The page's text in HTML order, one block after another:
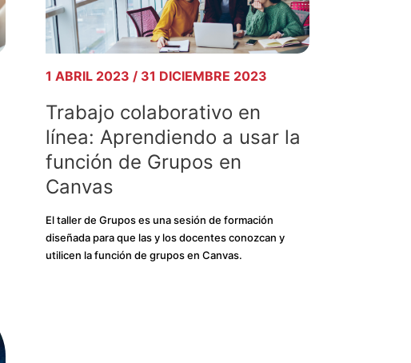
1 ABRIL 2023 / 31 DICIEMBRE 2023
Trabajo colaborativo en
línea: Aprendiendo a usar la
función de Grupos en
Canvas
El taller de Grupos es una sesión de formación
diseñada para que las y los docentes conozcan y
utilicen la función de grupos en Canvas.